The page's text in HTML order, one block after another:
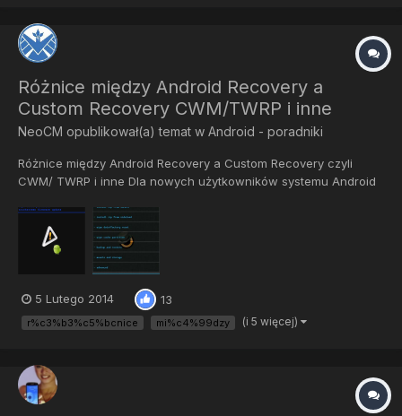
Różnice między Android Recovery a
Custom Recovery CWM/TWRP i inne
NeoCM opublikował(a) temat w Android - poradniki
Różnice między Android Recovery a Custom Recovery czyli
CWM/ TWRP i inne Dla nowych użytkowników systemu Android
Recovery. W tym temacie możecie dowiedzieć jaka jest różnica
między Android Recvoery <3e> zwane stockowym Recovery, a
Custom Recov...
5 Lutego 2014 13
r%c3%b3%c5%bcnice mi%c4%99dzy (i 5 więcej)